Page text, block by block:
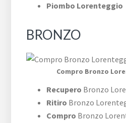
Piombo Lorenteggio
BRONZO
Compro Bronzo
Recupero Bronzo
Ritiro Bronzo
Compro Bronzo